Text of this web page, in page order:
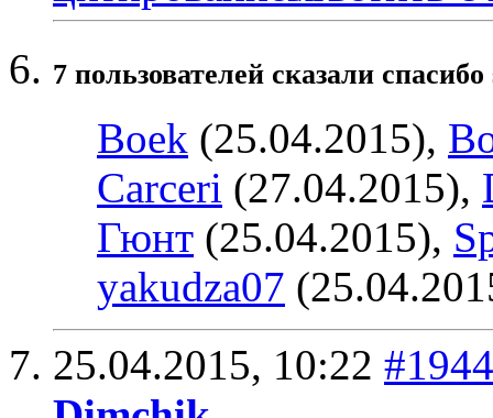
7 пользователей сказали
Boek (25.04.2015),
Carceri (27.04.2015),
Гюнт (25.04.2015),
yakudza07
25.04.2015, 10:22 #1944